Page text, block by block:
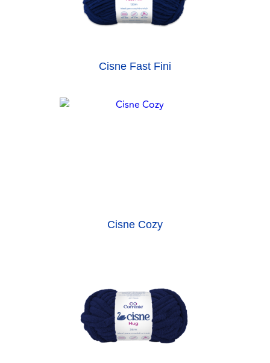
Cisne Fast Fini
Cisne Cozy